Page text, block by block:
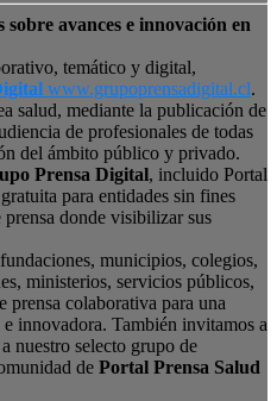
avances e innovación en
temático y digital,
www.grupoprensadigital.cl.
salud, mediante la publicación de
de profesionales de todas
del ámbito público y privado.
Prensa Digital, incluido Portal
para entidades sin fines
donde visibilizar sus
municipios, colegios,
ministerios, servicios públicos,
prensa colaborativa para una
innovadora. También invitamos a
nuestro selecto grupo de
de Portal Prensa Salud